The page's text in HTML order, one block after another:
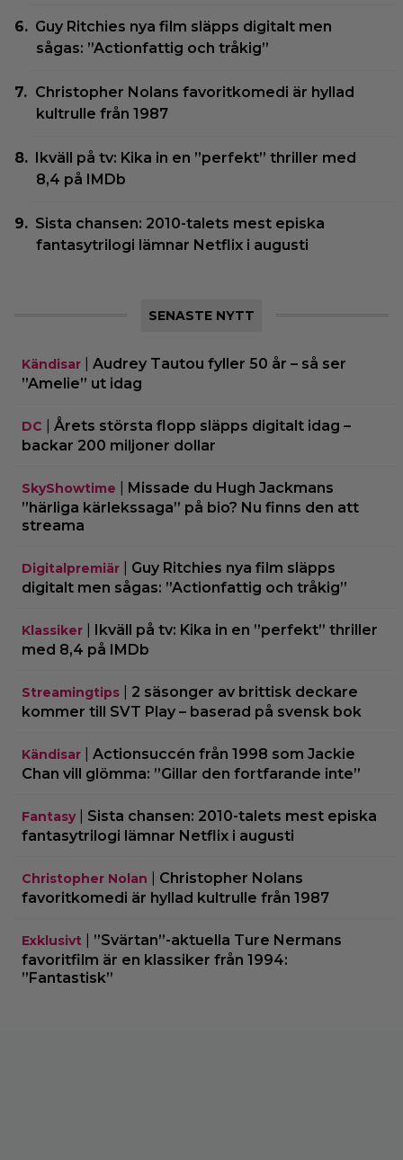
Guy Ritchies nya film släpps digitalt men
sågas: ”Actionfattig och tråkig”
Christopher Nolans favoritkomedi är hyllad
kultrulle från 1987
Ikväll på tv: Kika in en ”perfekt” thriller med
8,4 på IMDb
Sista chansen: 2010-talets mest episka
fantasytrilogi lämnar Netflix i augusti
SENASTE NYTT
Kändisar
Audrey Tautou fyller 50 år – så ser
”Amelie” ut idag
DC
Årets största flopp släpps digitalt idag –
backar 200 miljoner dollar
SkyShowtime
Missade du Hugh Jackmans
”härliga kärlekssaga” på bio? Nu finns den att
streama
Digitalpremiär
Guy Ritchies nya film släpps
digitalt men sågas: ”Actionfattig och tråkig”
Klassiker
Ikväll på tv: Kika in en ”perfekt” thriller
med 8,4 på IMDb
Streamingtips
2 säsonger av brittisk deckare
kommer till SVT Play – baserad på svensk bok
Kändisar
Actionsuccén från 1998 som Jackie
Chan vill glömma: ”Gillar den fortfarande inte”
Fantasy| Sista chansen: 2010-talets mest episka
fantasytrilogi lämnar Netflix i augusti
Christopher Nolan
Christopher Nolans
favoritkomedi är hyllad kultrulle från 1987
Exklusivt
”Svärtan”-aktuella Ture Nermans
favoritfilm är en klassiker från 1994:
”Fantastisk”